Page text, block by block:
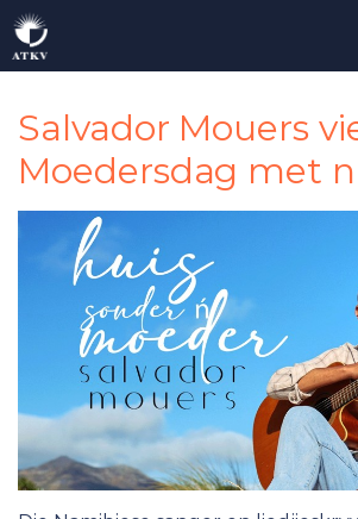
Neem Deel
Taalgenoot
Sluit Aan
Kontak
Salvador Mouers
Moedersdag met